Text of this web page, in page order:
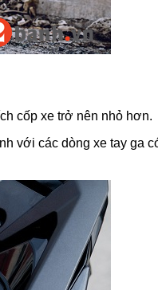
cốp xe trở nên nhỏ hơn.
với các dòng xe tay ga